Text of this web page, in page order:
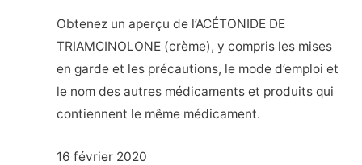
Obtenez un aperçu de l’ACÉTONIDE DE
TRIAMCINOLONE (crème), y compris les mises
en garde et les précautions, le mode d’emploi et
le nom des autres médicaments et produits qui
contiennent le même médicament.
16 février 2020